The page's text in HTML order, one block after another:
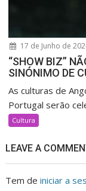
17 de Junho de
“SHOW BIZ”
SINÓNIMO DE
As culturas de
Portugal serão
Cultura
LEAVE A
Tem deiniciar a